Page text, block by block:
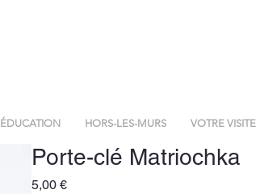
ÉDUCATION HORS-LES-MURS VOTRE VISITE
Porte-clé Matriochka
5,00 €Prix